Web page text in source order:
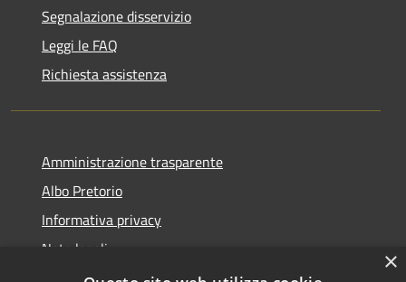
Segnalazione disservizio
Leggi le FAQ
Richiesta assistenza
Amministrazione trasparente
Albo Pretorio
Informativa privacy
Note legali
Dichiarazione di accessibilità
×